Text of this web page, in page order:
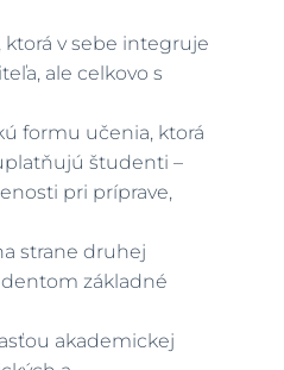
v sebe integruje
ale celkovo s
formu učenia, ktorá
študenti –
pri príprave,
strane druhej
základné
akademickej